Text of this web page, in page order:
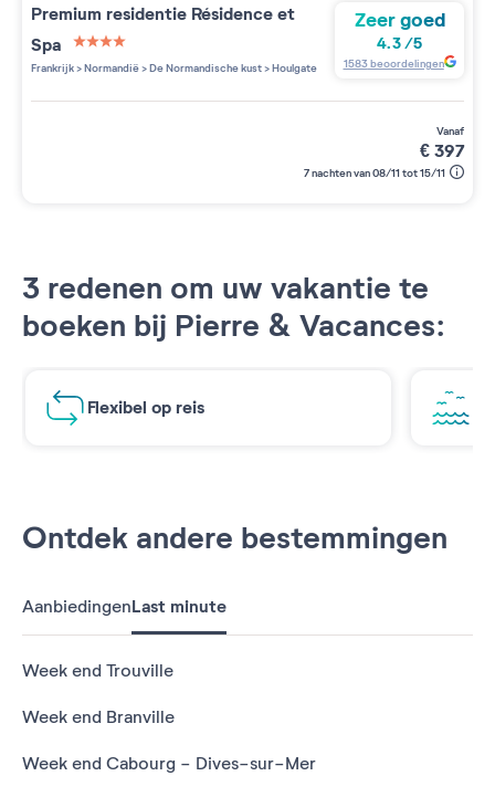
Premium residentie Résidence et
Spa
4 étoiles sur 5
Frankrijk>Normandië>De Normandische kust>Houlgate
Zeer goed
4.3/5
1583beoordelingen
vanaf
€397
7 nachten van 08/11 tot 15/11
3 redenen om uw vakantie te
boeken bij Pierre & Vacances:
Flexibel op reis
Ontdek andere bestemmingen
AanbiedingenLast minute
Week end Trouville
Week end Branville
Week end Cabourg - Dives-sur-Mer